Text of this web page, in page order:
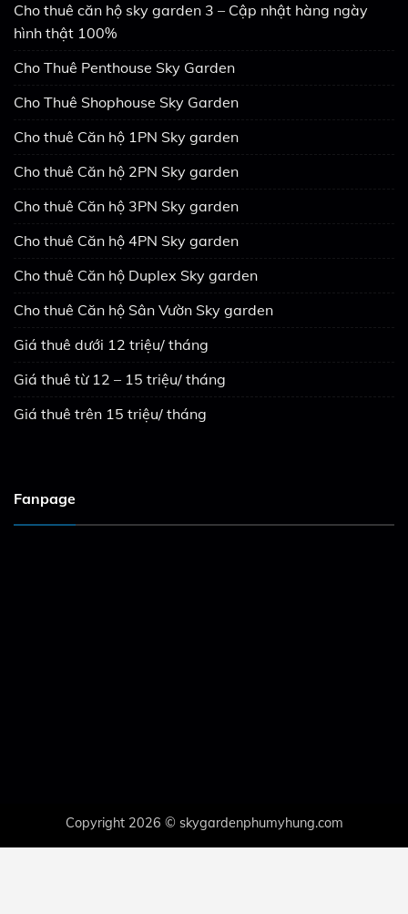
Cho thuê căn hộ sky garden 3 – Cập nhật hàng ngày
hình thật 100%
Cho Thuê Penthouse Sky Garden
Cho Thuê Shophouse Sky Garden
Cho thuê Căn hộ 1PN Sky garden
Cho thuê Căn hộ 2PN Sky garden
Cho thuê Căn hộ 3PN Sky garden
Cho thuê Căn hộ 4PN Sky garden
Cho thuê Căn hộ Duplex Sky garden
Cho thuê Căn hộ Sân Vườn Sky garden
Giá thuê dưới 12 triệu/ tháng
Giá thuê từ 12 – 15 triệu/ tháng
Giá thuê trên 15 triệu/ tháng
Fanpage
Copyright 2026 © skygardenphumyhung.com